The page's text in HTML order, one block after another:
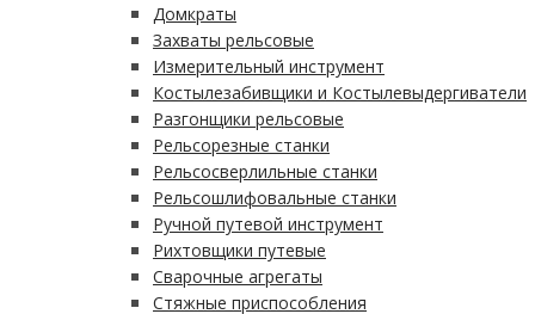
Домкраты
Захваты рельсовые
Измерительный инструмент
Костылезабивщики и Костылевыдергиватели
Разгонщики рельсовые
Рельсорезные станки
Рельсосверлильные станки
Рельсошлифовальные станки
Ручной путевой инструмент
Рихтовщики путевые
Сварочные агрегаты
Стяжные приспособления